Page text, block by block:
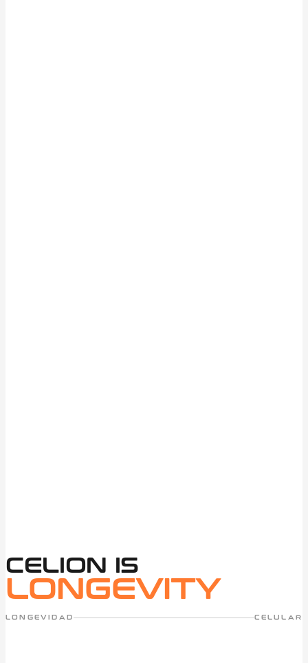
CELION IS
LONGEVITY
LONGEVIDAD CELULAR